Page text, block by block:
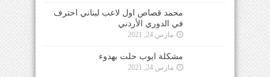
محمد قصاص اول لاعب لبناني احترف
في الدوري الأردني
مارس 24, 2021
مشكلة ايوب حلت بهدوء
مارس 24, 2021